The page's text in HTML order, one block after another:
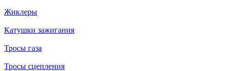
Жиклеры
Катушки зажигания
Тросы газа
Тросы сцепления